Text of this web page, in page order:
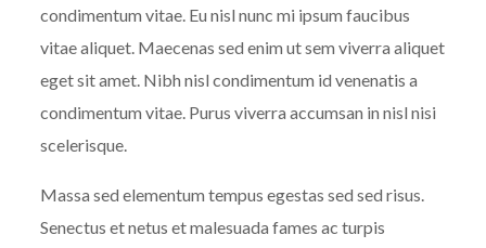
condimentum vitae. Eu nisl nunc mi ipsum faucibus
vitae aliquet. Maecenas sed enim ut sem viverra aliquet
eget sit amet. Nibh nisl condimentum id venenatis a
condimentum vitae. Purus viverra accumsan in nisl nisi
scelerisque.
Massa sed elementum tempus egestas sed sed risus.
Senectus et netus et malesuada fames ac turpis